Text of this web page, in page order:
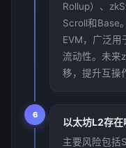
Rollup）、
Scroll和Base
EVM，广泛用
流动性。未来
移，提升互操
6
以太坊L2存在
主要风险包括